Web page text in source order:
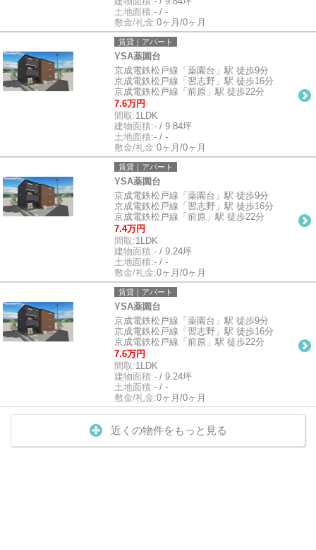
土地面積:- / -
敷金/礼金:0ヶ月/0ヶ月
賃貸｜アパート
YSA薬園台
京成電鉄松戸線「薬園台」駅 徒歩9分
京成電鉄松戸線「習志野」駅 徒歩16分
京成電鉄松戸線「前原」駅 徒歩22分
7.6万円
間取:1LDK
建物面積:- / 9.84坪
土地面積:- / -
敷金/礼金:0ヶ月/0ヶ月
賃貸｜アパート
YSA薬園台
京成電鉄松戸線「薬園台」駅 徒歩9分
京成電鉄松戸線「習志野」駅 徒歩16分
京成電鉄松戸線「前原」駅 徒歩22分
7.4万円
間取:1LDK
建物面積:- / 9.24坪
土地面積:- / -
敷金/礼金:0ヶ月/0ヶ月
賃貸｜アパート
YSA薬園台
京成電鉄松戸線「薬園台」駅 徒歩9分
京成電鉄松戸線「習志野」駅 徒歩16分
京成電鉄松戸線「前原」駅 徒歩22分
7.6万円
間取:1LDK
建物面積:- / 9.24坪
土地面積:- / -
敷金/礼金:0ヶ月/0ヶ月
近くの物件をもっと見る